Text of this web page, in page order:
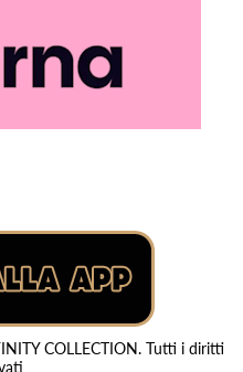
COLLECTION. Tutti i diritti